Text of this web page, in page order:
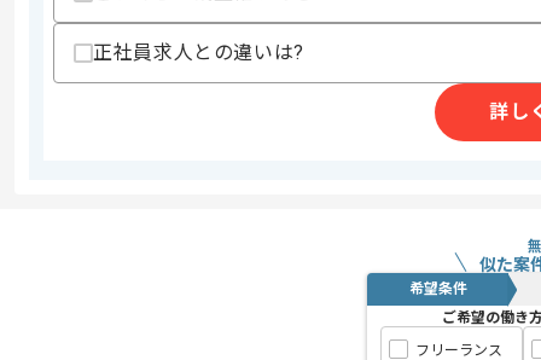
その他募集要項
技術への好奇心が強く、成長意欲の高い
周囲と協力しながら、自主的に動ける
非常にご満足いただける環境かと思いま
正社員求人との違いは?
詳し
似た案
希望条件
ご希望の働き
フリーランス